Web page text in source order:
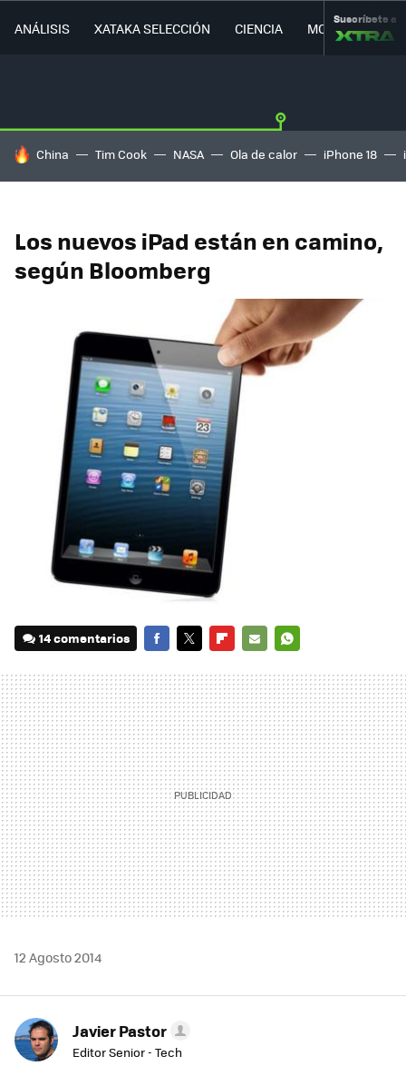
ANÁLISIS XATAKA SELECCIÓN CIENCIA MOVILIDAD
Suscríbete a
HOY SE HABLA DE
China Tim Cook NASA Ola de calor iPhone 18
Los nuevos iPad están en camino,
según Bloomberg
14 comentarios
MAIL
12 Agosto 2014
Javier Pastor
Editor Senior - Tech